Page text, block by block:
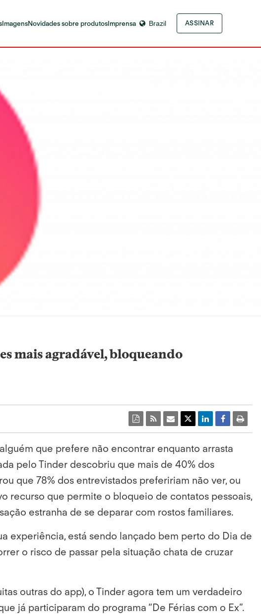
ImagensNovidades sobre produtosImprensa Brazil ASSINAR
mais agradável, bloqueando
que prefere não encontrar enquanto arrasta
pelo Tinder descobriu que mais de 40% dos
que 78% dos entrevistados prefeririam não ver, ou
recurso que permite o bloqueio de contatos pessoais,
estranha de se deparar com rostos familiares.
experiência, está sendo lançado bem perto do Dia de
o risco de passar pela situação chata de cruzar
outras do app), o Tinder agora tem um verdadeiro
já participaram do programa “De Férias com o Ex”.